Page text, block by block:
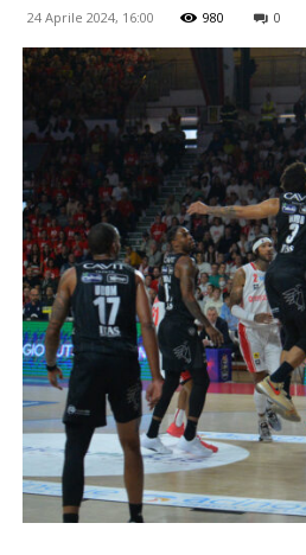
24 Aprile 2024, 16:00 980 0